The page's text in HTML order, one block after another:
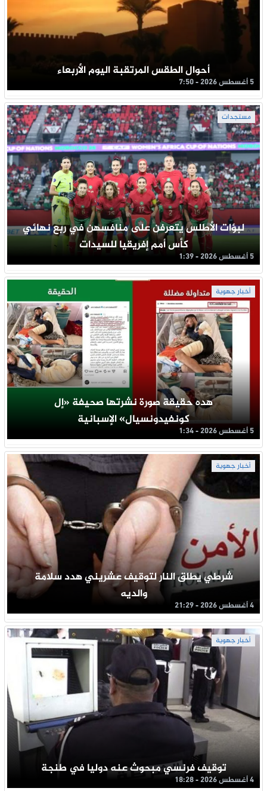
أحوال الطقس المرتقبة اليوم الأربعاء
5 أغسطس 2026 - 7:50
مستجدات
لبؤات الأطلس يتعرفن على منافسهن في ربع نهائي
كأس أمم إفريقيا للسيدات
5 أغسطس 2026 - 1:39
أخبار جهوية
هده حقيقة صورة نشرتها صحيفة «إل
كونفيدونسيال» الإسبانية
5 أغسطس 2026 - 1:34
أخبار جهوية
شرطي يطلق النار لتوقيف عشريني هدد سلامة
والديه
4 أغسطس 2026 - 21:29
أخبار جهوية
توقيف فرنسي مبحوث عنه دوليا في طنجة
4 أغسطس 2026 - 18:28